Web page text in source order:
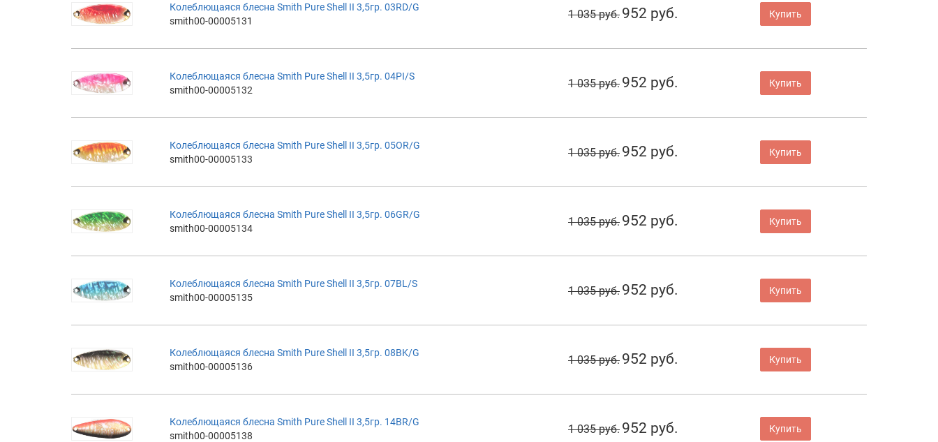
Колеблющаяся блесна Smith Pure Shell II 3,5гр. 03RD/G
smith00-00005131
1 035 руб. 952 руб. Купить
Колеблющаяся блесна Smith Pure Shell II 3,5гр. 04PI/S
smith00-00005132
1 035 руб. 952 руб. Купить
Колеблющаяся блесна Smith Pure Shell II 3,5гр. 05OR/G
smith00-00005133
1 035 руб. 952 руб. Купить
Колеблющаяся блесна Smith Pure Shell II 3,5гр. 06GR/G
smith00-00005134
1 035 руб. 952 руб. Купить
Колеблющаяся блесна Smith Pure Shell II 3,5гр. 07BL/S
smith00-00005135
1 035 руб. 952 руб. Купить
Колеблющаяся блесна Smith Pure Shell II 3,5гр. 08BK/G
smith00-00005136
1 035 руб. 952 руб. Купить
Колеблющаяся блесна Smith Pure Shell II 3,5гр. 14BR/G
smith00-00005138
1 035 руб. 952 руб. Купить